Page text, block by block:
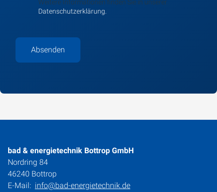
Weitere Informationen finden Sie in unserer
Datenschutzerklärung.
Absenden
bad & energietechnik Bottrop GmbH
Nordring 84
46240 Bottrop
E-Mail: info@bad-energietechnik.de